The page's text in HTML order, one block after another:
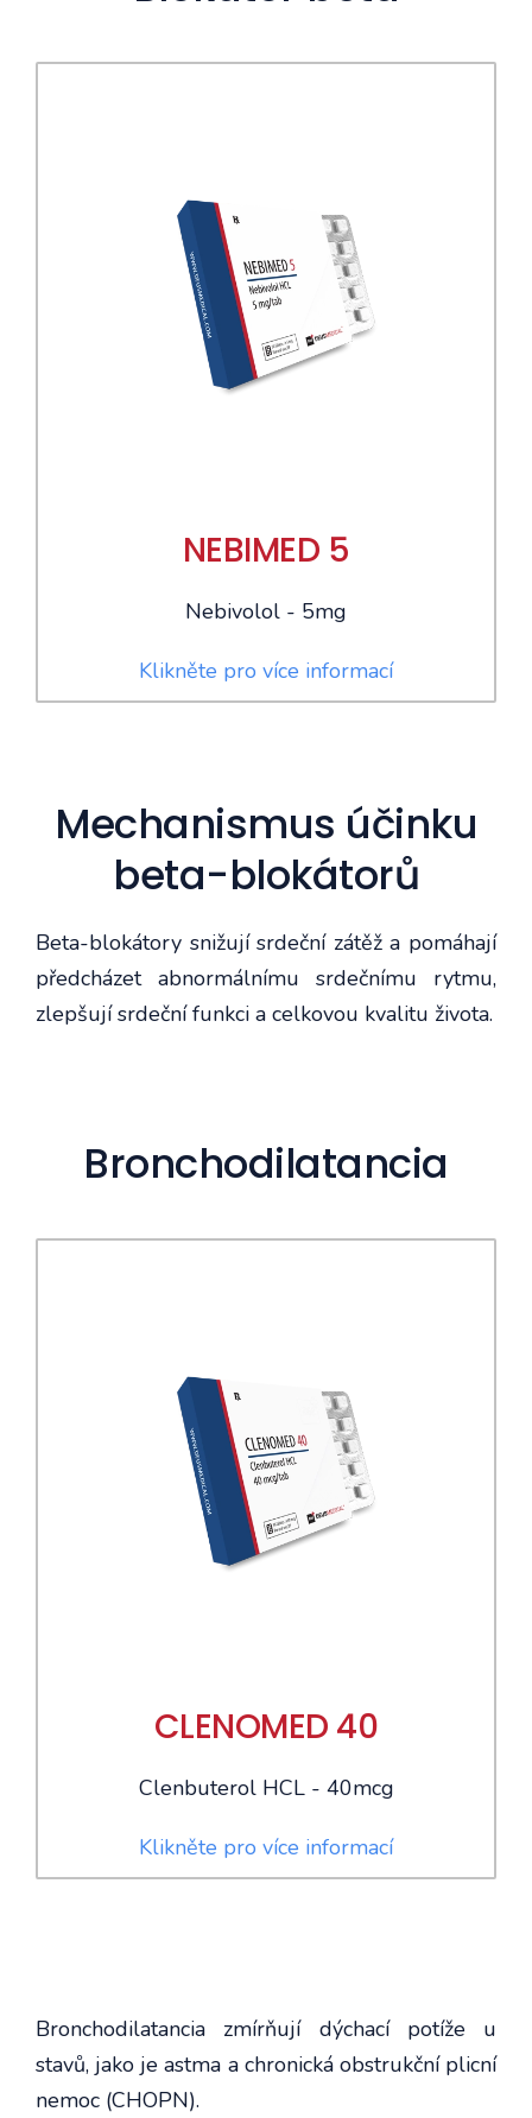
NEBIMED 5
Nebivolol - 5mg
Klikněte pro více informací
Mechanismus účinku
beta-blokátorů
Beta-blokátory snižují srdeční zátěž a pomáhají
předcházet abnormálnímu srdečnímu rytmu,
zlepšují srdeční funkci a celkovou kvalitu života.
Bronchodilatancia
CLENOMED 40
Clenbuterol HCL - 40mcg
Klikněte pro více informací
Bronchodilatancia zmírňují dýchací potíže u
stavů, jako je astma a chronická obstrukční plicní
nemoc (CHOPN).